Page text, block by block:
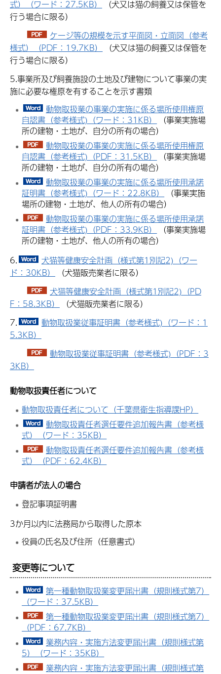
式）（ワード：27.5KB）
（犬又は猫の飼養又は保管を
行う場合に限る）
ケージ等の規模を示す平面図・立面図（参考
様式）（PDF：19.7KB）
（犬又は猫の飼養又は保管を
行う場合に限る）
5.事業所及び飼養施設の土地及び建物について事業の実
施に必要な権原を有することを示す書類
動物取扱業の事業の実施に係る場所使用権原
自認書（参考様式)（ワード：31KB）
（事業実施場
所の建物・土地が、自分の所有の場合）
動物取扱業の事業の実施に係る場所使用権原
自認書（参考様式)（PDF：31.5KB）
（事業実施場
所の建物・土地が、自分の所有の場合）
動物取扱業の事業の実施に係る場所使用承諾
証明書（参考様式)（ワード：22.8KB）
（事業実施
場所の建物・土地が、他人の所有の場合）
動物取扱業の事業の実施に係る場所使用承諾
証明書（参考様式)（PDF：33.9KB）
（事業実施場
所の建物・土地が、他人の所有の場合）
6.
犬猫等健康安全計画（様式第1別記2)（ワー
ド：30KB）
（犬猫販売業者に限る）
犬猫等健康安全計画（様式第1別記2)（PD
F：58.3KB）
（犬猫販売業者に限る）
7.
動物取扱業従事証明書（参考様式)（ワード：1
5.3KB）
動物取扱業従事証明書（参考様式)（PDF：3
3KB）
動物取扱責任者について
動物取扱責任者について（千葉県衛生指導課HP）
動物取扱責任者選任要件追加報告書（参考様
式）（ワード：35KB）
動物取扱責任者選任要件追加報告書（参考様
式）（PDF：62.4KB）
申請者が法人の場合
登記事項証明書
3か月以内に法務局から取得した原本
役員の氏名及び住所（任意書式）
変更等について
第一種動物取扱業変更届出書（規則様式第7）
（ワード：37.5KB）
第一種動物取扱業変更届出書（規則様式第7）
（PDF：67.7KB）
業務内容・実施方法変更届出書（規則様式第
5）（ワード：35KB）
業務内容・実施方法変更届出書（規則様式第